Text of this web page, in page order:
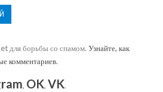
для борьбы со спамом. Узнайте, как
комментариев.
, OK, VK.